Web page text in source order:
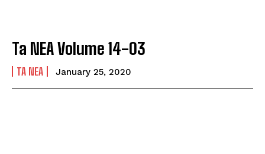
Ta NEA Volume 14-03
TA NEA January 25, 2020